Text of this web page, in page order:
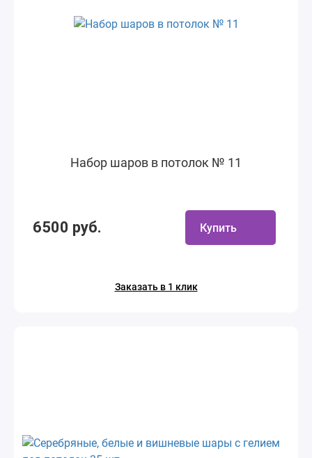
Набор шаров в потолок № 11
6500 руб. Купить
Заказать в 1 клик